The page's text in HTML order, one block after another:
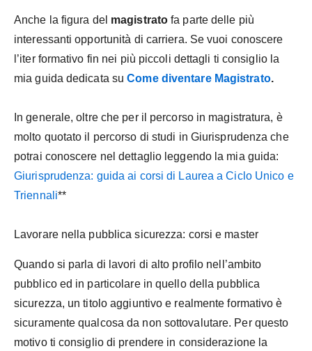
Anche la figura del magistrato fa parte delle più
interessanti opportunità di carriera. Se vuoi conoscere
l’iter formativo fin nei più piccoli dettagli ti consiglio la
mia guida dedicata suCome diventare Magistrato.
In generale, oltre che per il percorso in magistratura, è
molto quotato il percorso di studi in Giurisprudenza che
potrai conoscere nel dettaglio leggendo la mia guida:
Giurisprudenza: guida ai corsi di Laurea a Ciclo Unico e
Triennali**
Lavorare nella pubblica sicurezza: corsi e master
Quando si parla di lavori di alto profilo nell’ambito
pubblico ed in particolare in quello della pubblica
sicurezza, un titolo aggiuntivo e realmente formativo è
sicuramente qualcosa da non sottovalutare. Per questo
motivo ti consiglio di prendere in considerazione la